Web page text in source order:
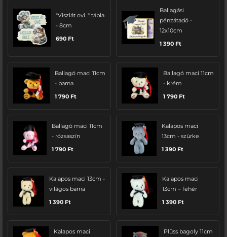
"Viszlát ovi..." tábla
- 8cm
690 Ft
Ballagási
pénzátadó -
12x10cm
1 390 Ft
Ballagó maci 11cm
- barna
1 790 Ft
Ballagó maci 11cm
- krém
1 790 Ft
Ballagó maci 11cm
- rózsaszín
1 790 Ft
Kalapos maci
13cm - szürke
1 390 Ft
Kalapos maci 13cm -
világos barna
1 390 Ft
Kalapos maci
13cm – fehér
1 390 Ft
Kalapos maci
Plüss bagoly 11cm